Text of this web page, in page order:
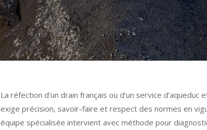
La réfection d’un drain français ou d’un service d’aqueduc
exige précision, savoir-faire et respect des normes en
équipe spécialisée intervient avec méthode pour